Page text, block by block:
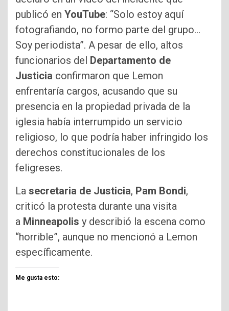
publicó en YouTube: “Solo estoy aquí
fotografiando, no formo parte del grupo…
Soy periodista”. A pesar de ello, altos
funcionarios del Departamento de
Justicia confirmaron que Lemon
enfrentaría cargos, acusando que su
presencia en la propiedad privada de la
iglesia había interrumpido un servicio
religioso, lo que podría haber infringido los
derechos constitucionales de los
feligreses.
La secretaria de Justicia, Pam Bondi,
criticó la protesta durante una visita
a Minneapolis y describió la escena como
“horrible”, aunque no mencionó a Lemon
específicamente.
Me gusta esto: